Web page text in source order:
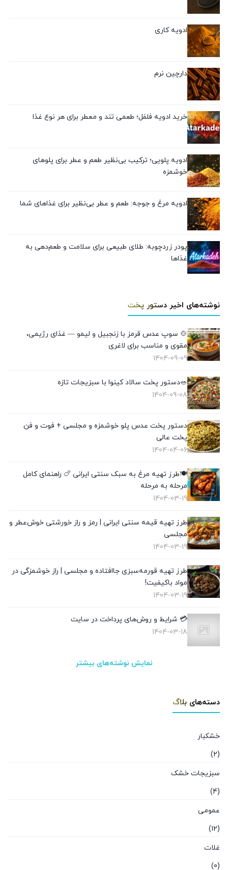
ادویه کاری
دارچین نرم
خرید ادویه فلفل؛ طعمی تند و معطر برای هر نوع غذا
ادویه پلویی؛ ترکیب بی‌نظیر طعم و عطر برای پلوهای
خوشمزه
ادویه مرغ و جوجه: طعم و عطر بی‌نظیر برای غذاهای شما
پودر زردچوبه: طلای طبیعی برای سلامت و طعم‌دهی به
غذاها
نوشته‌های اخیر دستور پخت
🍲 سوپ عدس قرمز با زنجبیل و لیمو — غذای رژیمی،
مقوی و مناسب برای لاغری
1404-09-09
🥗دستور پخت سالاد کینوا با سبزیجات تازه
1404-09-08
دستور پخت عدس پلو خوشمزه و مجلسی + فوت و فن
پخت عالی
1404-04-06
🍽️طرز تهیه مرغ به سبک سنتی ایرانی 🍗 راهنمای کامل
مرحله به مرحله
1404-03-19
طرز تهیه قیمه سنتی ایرانی | رمز و راز خورشتی خوش‌عطر و
مجلسی
1404-03-19
طرز تهیه قورمه‌سبزی جاافتاده و مجلسی | راز خوشمزگی در
مواد باکیفیت!
1404-03-19
💳 شرایط و روش‌های پرداخت در سایت
1404-03-18
نمایش نوشته‌های بیشتر
دسته‌های بلاگ
خشکبار
(2)
سبزیجات خشک
(4)
عمومی
(12)
غلات
(0)